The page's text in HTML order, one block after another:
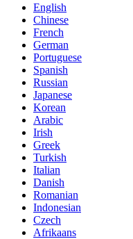
English
Chinese
French
German
Portuguese
Spanish
Russian
Japanese
Korean
Arabic
Irish
Greek
Turkish
Italian
Danish
Romanian
Indonesian
Czech
Afrikaans